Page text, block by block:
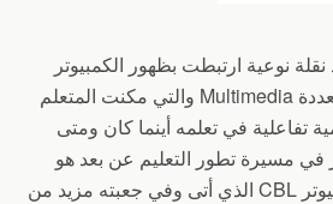
نوعية ارتبطت بظهور الكمبيوتر
وتكنولوجيا الوسائل المتعددة Multimedia والتي مكنت المتعلم
تفاعلية في تعلمه أينما كان ومتى
مسيرة تطور التعليم عن بعد هو
التعلم المبني على الكمبيوتر CBL الذي أتى وفي جعبته مزيد من